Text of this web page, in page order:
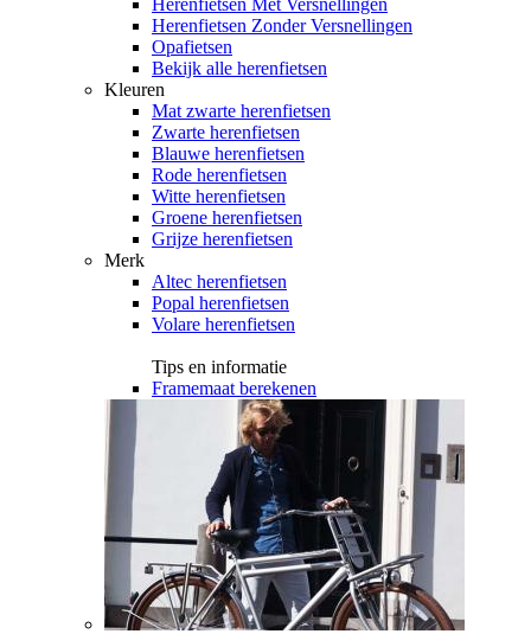
Herenfietsen Met Versnellingen
Herenfietsen Zonder Versnellingen
Opafietsen
Bekijk alle herenfietsen
Kleuren
Mat zwarte herenfietsen
Zwarte herenfietsen
Blauwe herenfietsen
Rode herenfietsen
Witte herenfietsen
Groene herenfietsen
Grijze herenfietsen
Merk
Altec herenfietsen
Popal herenfietsen
Volare herenfietsen
Tips en informatie
Framemaat berekenen